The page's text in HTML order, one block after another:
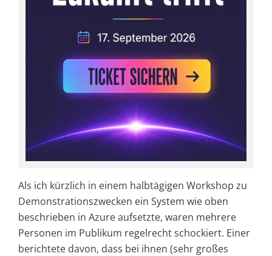
Als ich kürzlich in einem halbtägigen Workshop zu
Demonstrationszwecken ein System wie oben
beschrieben in Azure aufsetzte, waren mehrere
Personen im Publikum regelrecht schockiert. Einer
berichtete davon, dass bei ihnen (sehr großes